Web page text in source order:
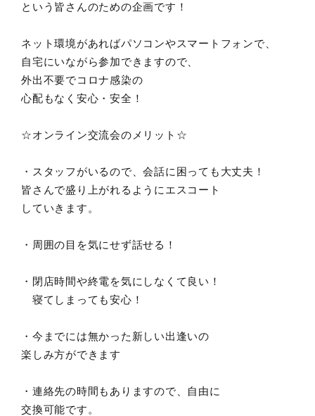
という皆さんのための企画です！
ネット環境があればパソコンやスマートフォンで、
自宅にいながら参加できますので、
外出不要でコロナ感染の
心配もなく安心・安全！
☆オンライン交流会のメリット☆
・スタッフがいるので、会話に困っても大丈夫！
皆さんで盛り上がれるようにエスコート
していきます。
・周囲の目を気にせず話せる！
・閉店時間や終電を気にしなくて良い！
寝てしまっても安心！
・今までには無かった新しい出逢いの
楽しみ方ができます
・連絡先の時間もありますので、自由に
交換可能です。